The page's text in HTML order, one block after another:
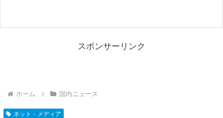
スポンサーリンク
ホーム 国内ニュース
ネット・メディア